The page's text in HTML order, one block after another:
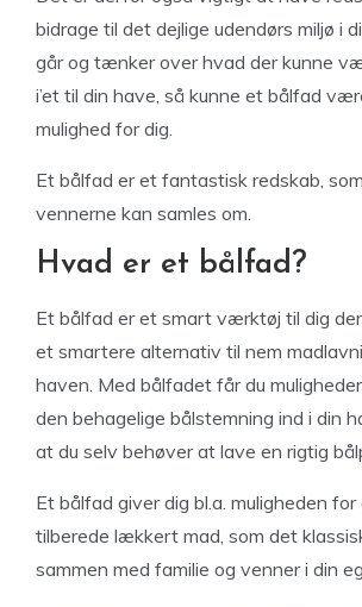
bidrage til det dejlige udendørs miljø i
går og tænker over hvad der kunne
i’et til din have, så kunne et bålfad
mulighed for dig.
Et bålfad er et fantastisk redskab,
vennerne kan samles om.
Hvad er et bålfad?
Et bålfad er et smart værktøj til dig
et smartere alternativ til nem
haven. Med bålfadet får du
den behagelige bålstemning ind i din
at du selv behøver at lave en rigtig
Et bålfad giver dig bl.a. muligheden for
tilberede lækkert mad, som det
sammen med familie og venner i din